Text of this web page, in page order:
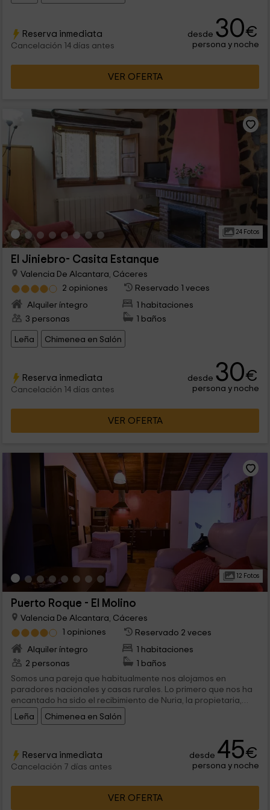
Reserva inmediata
Cancelación 14 días antes
desde 30€
persona y noche
VER OFERTA
24 Fotos
El Jiniebro- Casita Estanque
Valencia De Alcantara, Cáceres
2 opiniones
Reservado 1 veces
Alquiler íntegro
1 habitaciones
3 personas
1 baños
Leña Chimenea en Salón
Reserva inmediata
Cancelación 14 días antes
desde 30€
persona y noche
VER OFERTA
12 Fotos
Puerto Roque - El Molino
Valencia De Alcantara, Cáceres
1 opiniones
Reservado 2 veces
Alquiler íntegro
1 habitaciones
2 personas
1 baños
Somos una pareja que habitualmente nos alojamos en
paradores nacionales y casas rurales. Lo primero que nos ha
encantado ha sido el recibimiento de Nuria, la propietaria,
dándonos todo tipo de facilidades e información de la zona.
La casa de campo está bien ubicada y muy limpia. Tiene varias
el baño con ducha de hidromasaje genial para relajarse
después de las excursiones que hicimos.
Leña Chimenea en Salón
Reserva inmediata
Cancelación 7 días antes
desde 45€
persona y noche
VER OFERTA